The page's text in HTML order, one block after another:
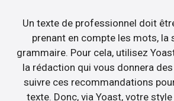
Un texte de professionnel doit
prenant en compte les mots, la
grammaire. Pour cela, utilisez
la rédaction qui vous donnera
suivre ces recommandations
texte. Donc, via Yoast, votre